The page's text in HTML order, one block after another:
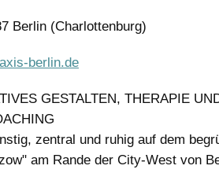
Berlin (Charlottenburg)
berlin.de
GESTALTEN, THERAPIE
zentral und ruhig auf dem
am Rande der City-West von